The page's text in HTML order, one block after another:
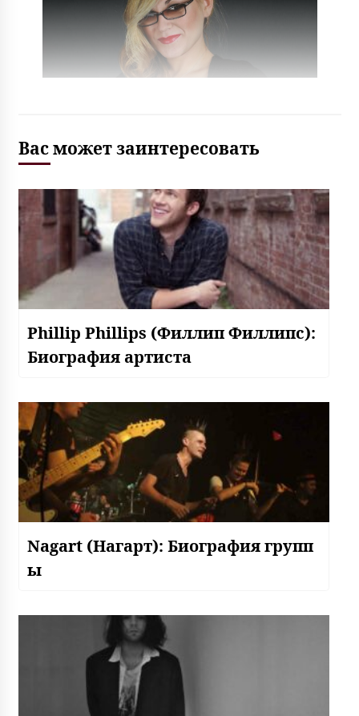
Вас может заинтересовать
Phillip Phillips (Филлип Филлипс):
Биография артиста
Nagart (Нагарт): Биография групп
ы